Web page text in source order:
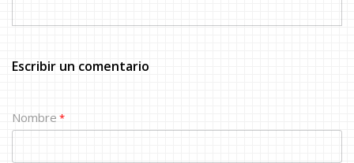
Escribir un comentario
Nombre *